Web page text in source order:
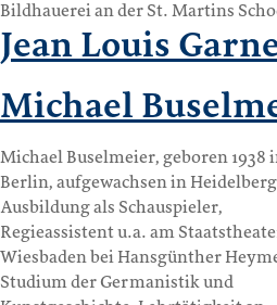
Bildhauerei an der St. Martins
Jean Louis
Michael
Michael Buselmeier, geboren 1938
Berlin, aufgewachsen in
Ausbildung als Schauspieler,
Regieassistent u.a. am
Wiesbaden bei Hansgünther
Studium der Germanistik und